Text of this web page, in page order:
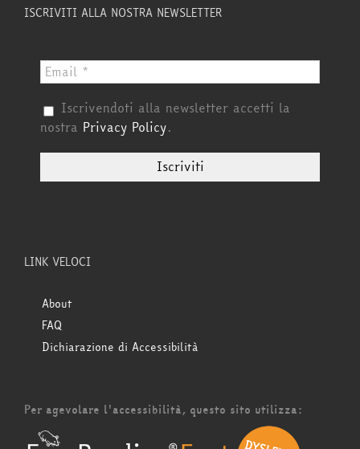
ISCRIVITI ALLA NOSTRA NEWSLETTER
Iscrivendoti alla newsletter accetti la
nostra Privacy Policy.
LINK VELOCI
About
FAQ
Dichiarazione di Accessibilità
Per agevolare l'accessibilità, questo sito utilizza: